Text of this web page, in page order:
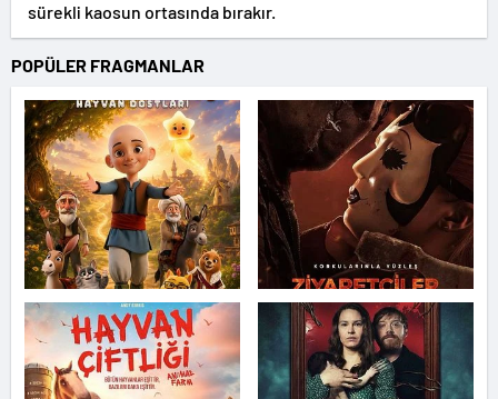
sürekli kaosun ortasında bırakır.
POPÜLER FRAGMANLAR